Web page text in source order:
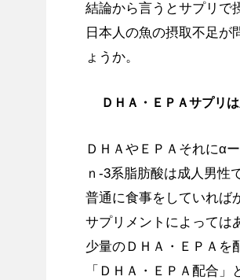
結論から言うとサプリで
日本人の魚の摂取不足
ょうか。
ＤＨＡ・ＥＰＡサプリ
ＤＨＡやＥＰＡそれにα
ｎ-3系脂肪酸は成人男性
普通に食事をしていれば
サプリメントによっては
少量のＤＨＡ・ＥＰＡを
「ＤＨＡ・ＥＰＡ配合」